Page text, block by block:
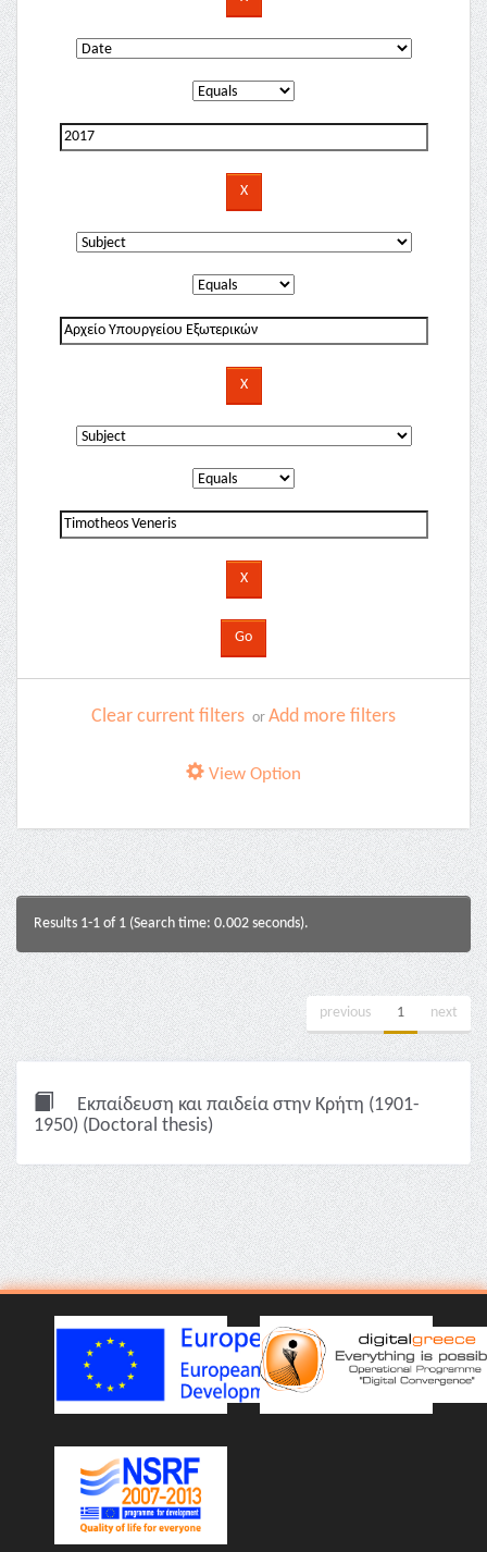
Clear current filters or Add more filters
View Option
Results 1-1 of 1 (Search time: 0.002 seconds).
previous 1 next
Εκπαίδευση και παιδεία στην Κρήτη (1901-
1950) (Doctoral thesis)